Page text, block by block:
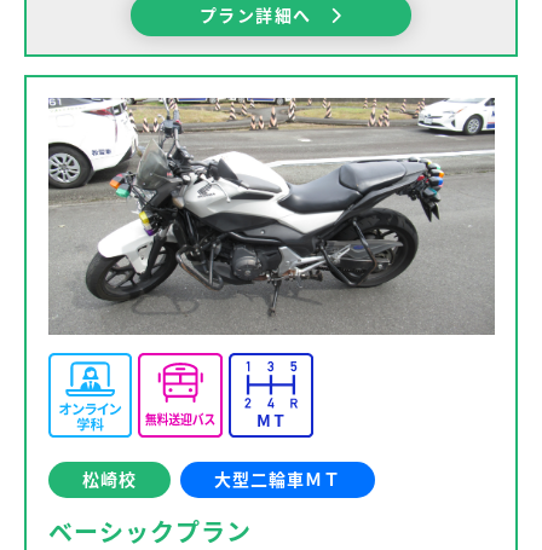
プラン詳細へ
松崎校 大型二輪車ＭＴ
ベーシックプラン